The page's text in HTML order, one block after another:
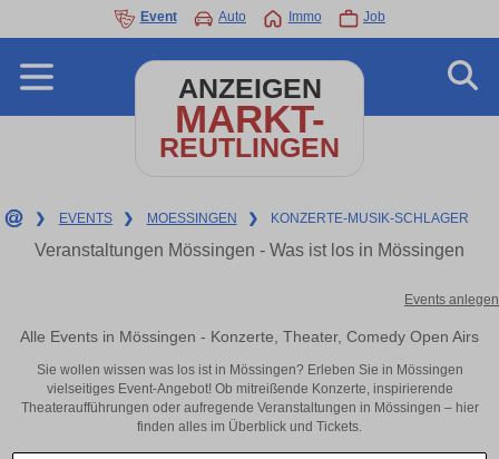
Event Auto Immo Job
ANZEIGEN
MARKT-
REUTLINGEN
❯ EVENTS ❯ MOESSINGEN ❯ KONZERTE-MUSIK-SCHLAGER
Veranstaltungen Mössingen - Was ist los in Mössingen
Events anlegen
Alle Events in Mössingen - Konzerte, Theater, Comedy Open Airs
Sie wollen wissen was los ist in Mössingen? Erleben Sie in Mössingen
vielseitiges Event-Angebot! Ob mitreißende Konzerte, inspirierende
Theateraufführungen oder aufregende Veranstaltungen in Mössingen – hier
finden alles im Überblick und Tickets.